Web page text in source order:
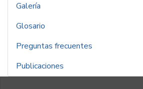
Galería
Glosario
Preguntas frecuentes
Publicaciones